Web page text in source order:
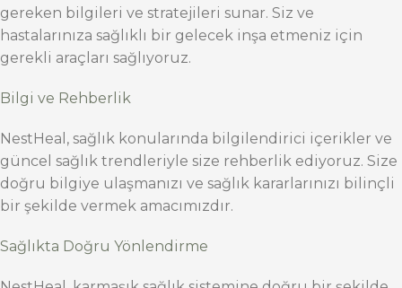
gereken bilgileri ve stratejileri sunar. Siz ve
hastalarınıza sağlıklı bir gelecek inşa etmeniz için
gerekli araçları sağlıyoruz.
Bilgi ve Rehberlik
NestHeal, sağlık konularında bilgilendirici içerikler ve
güncel sağlık trendleriyle size rehberlik ediyoruz. Size
doğru bilgiye ulaşmanızı ve sağlık kararlarınızı bilinçli
bir şekilde vermek amacımızdır.
Sağlıkta Doğru Yönlendirme